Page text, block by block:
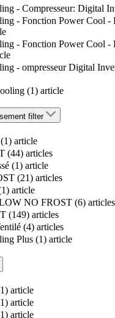
- Compresseur: Digital
- Fonction Power Cool -
- Fonction Power Cool -
- ompresseur Digital
(1) article
filter
(1) article
(44) articles
(1) article
(21) articles
article
NO FROST (6) articles
(149) articles
(4) articles
Plus (1) article
article
article
article